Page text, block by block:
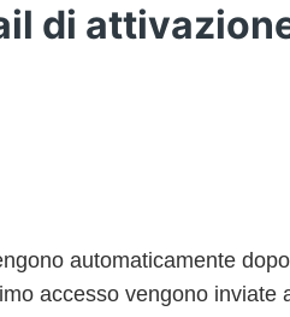
di
automaticamente dopo
accesso vengono inviate